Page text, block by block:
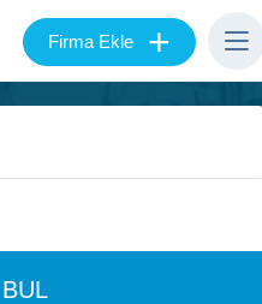
Firma Ekle +
BUL